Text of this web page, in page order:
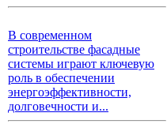
В современном
строительстве фасадные
системы играют ключевую
роль в обеспечении
энергоэффективности,
долговечности и...